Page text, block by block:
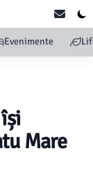
Evenimente
Mare